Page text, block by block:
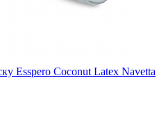
Esspero Coconut Latex Navetta